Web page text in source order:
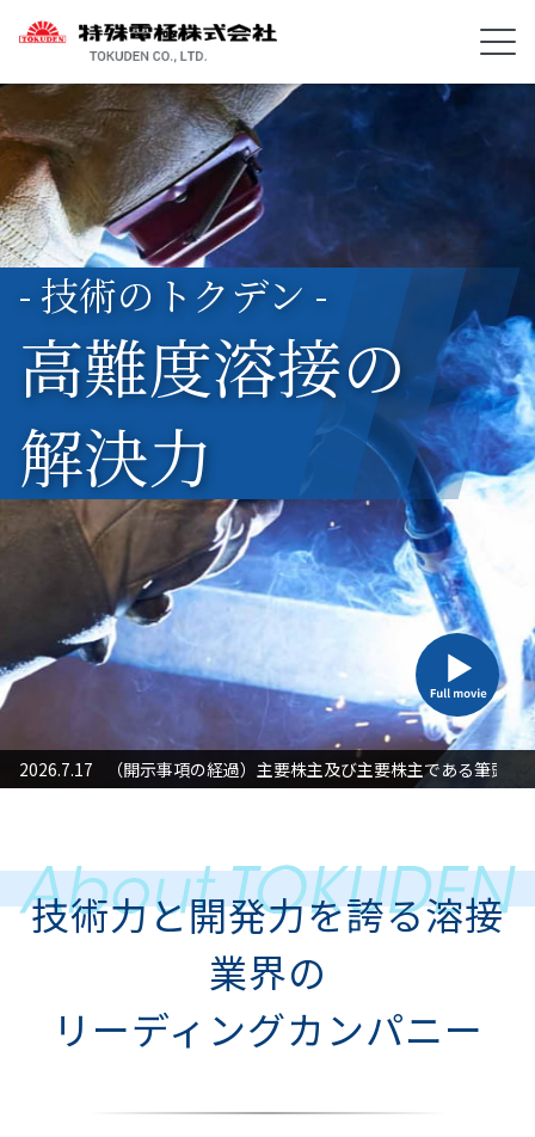
- 技術のトクデン -
高難度溶接の
解決力
対応」に関するお知らせ
2026.7.17 （開示事項の経過）主要株主及び主要株主である筆頭
技術力と開発力を誇る溶接
業界の
リーディングカンパニー